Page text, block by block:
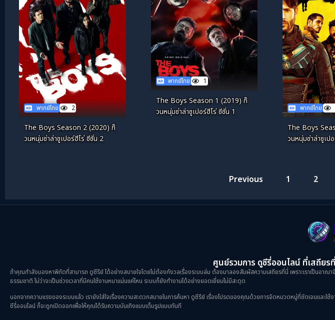
พากย์ไทย 2
The Boys Season 2 (2020) ก๊
วนหนุ่มซ่าล่าซูเปอร์ฮีโร่ ซีซั่น 2
พากย์ไทย 1
The Boys Season 1 (2019) ก๊
วนหนุ่มซ่าล่าซูเปอร์ฮีโร่ ซีซั่น 1
พากย์ไทย
The Boys
วนหนุ่มซ่าล่าซูเป
Previous 1 2
ศูนย์รวมการ ดูซีรี่ออนไลน์ ที่เสถีย
ถ้าคุณกำลังมองหาพิกัดที่สามารถ ดูซีรีย์ ได้อย่างสบายใจโดยไม่ต้องกังวลเรื่องระบบล่ม ต้องมาลองสัมผัสความเสถียรที่นี่ เพราะเราเป็นอ
ธรรมชาติ ไม่ว่าจะเป็นช่วงเวลาที่มีคนใช้งานหนาแน่นแค่ไหน ระบบก็ยังทำงานได้อย่างยอดเยี่ยมไม่มีสะดุด
นอกจากความแรงของระบบแล้ว เรายังใส่ใจเรื่องความสะดวกสบายในการค้นหา ดูซีรีย์ เรื่องโปรดของคุณด้วยการจัดหมวดหมู่ที่ชัดเจนและ
ซีรี่ออนไลน์ ก็จะถูกเปิดออกเพื่อให้คุณได้รับความบันเทิงแบบเต็มรูปแบบทันที